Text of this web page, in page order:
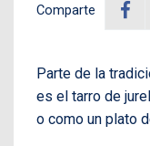
Comparte
Parte de la
es el tarro de
o como un plato